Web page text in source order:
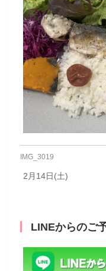
IMG_3019
2月14日(土)
LINEからのご